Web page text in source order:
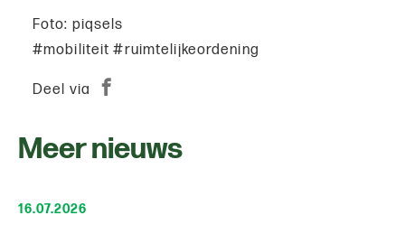
Foto: piqsels
#mobiliteit #ruimtelijkeordening
Deel via
Meer nieuws
16.07.2026